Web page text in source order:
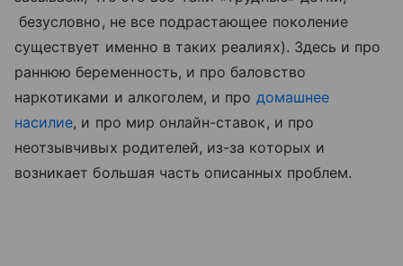
безусловно, не все подрастающее поколение
существует именно в таких реалиях). Здесь и про
раннюю беременность, и про баловство
наркотиками и алкоголем, и про домашнее
насилие, и про мир онлайн-ставок, и про
неотзывчивых родителей, из-за которых и
возникает большая часть описанных проблем.